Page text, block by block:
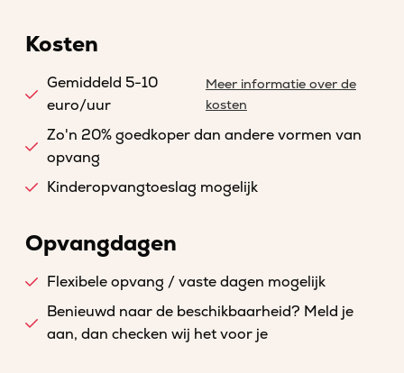
Kosten
Gemiddeld 5-10
euro/uur
Meer informatie over de
kosten
Zo'n 20% goedkoper dan andere vormen van
opvang
Kinderopvangtoeslag mogelijk
Opvangdagen
Flexibele opvang / vaste dagen mogelijk
Benieuwd naar de beschikbaarheid? Meld je
aan, dan checken wij het voor je